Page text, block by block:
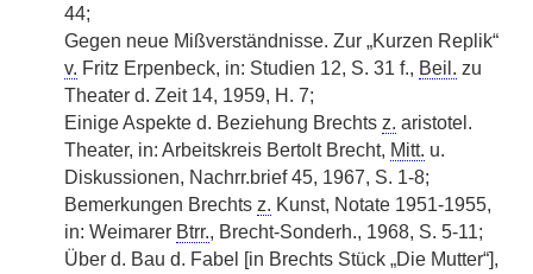
44;
Gegen neue Mißverständnisse. Zur „Kurzen Replik“
v. Fritz Erpenbeck, in: Studien 12, S. 31 f., Beil. zu
Theater d. Zeit 14, 1959, H. 7;
Einige Aspekte d. Beziehung Brechts z. aristotel.
Theater, in: Arbeitskreis Bertolt Brecht, Mitt. u.
Diskussionen, Nachrr.brief 45, 1967, S. 1-8;
Bemerkungen Brechts z. Kunst, Notate 1951-1955,
in: Weimarer Btrr., Brecht-Sonderh., 1968, S. 5-11;
Über d. Bau d. Fabel [in Brechts Stück „Die Mutter“],